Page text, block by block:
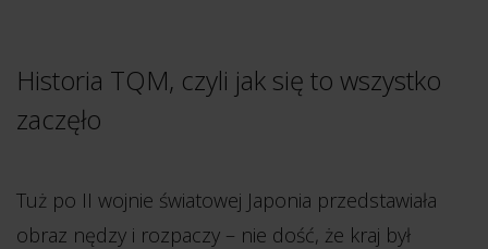
Historia TQM, czyli jak się to wszystko
zaczęło
Tuż po II wojnie światowej Japonia przedstawiała
obraz nędzy i rozpaczy – nie dość, że kraj był